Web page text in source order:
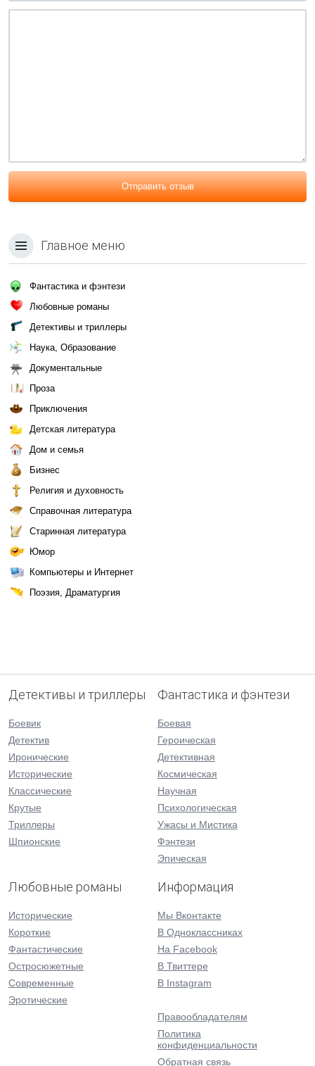
Отправить отзыв
Главное меню
Фантастика и фэнтези
Любовные романы
Детективы и триллеры
Наука, Образование
Документальные
Проза
Приключения
Детская литература
Дом и семья
Бизнес
Религия и духовность
Справочная литература
Старинная литература
Юмор
Компьютеры и Интернет
Поэзия, Драматургия
Детективы и триллеры
Боевик
Детектив
Иронические
Исторические
Классические
Крутые
Триллеры
Шпионские
Фантастика и фэнтези
Боевая
Героическая
Детективная
Космическая
Научная
Психологическая
Ужасы и Мистика
Фэнтези
Эпическая
Любовные романы
Исторические
Короткие
Фантастические
Остросюжетные
Современные
Эротические
Информация
Мы Вконтакте
В Одноклассниках
На Facebook
В Твиттере
В Instagram
Правообладателям
Политика
конфиденциальности
Обратная связь